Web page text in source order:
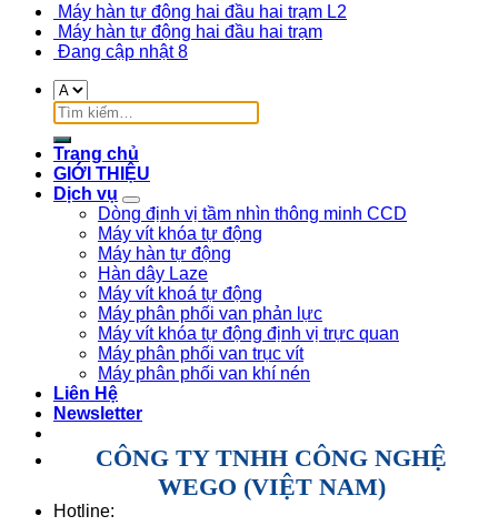
Máy hàn tự động hai đầu hai trạm L2
Máy hàn tự động hai đầu hai trạm
Đang cập nhật 8
Trang chủ
GIỚI THIỆU
Dịch vụ
Dòng định vị tầm nhìn thông minh CCD
Máy vít khóa tự động
Máy hàn tự động
Hàn dây Laze
Máy vít khoá tự động
Máy phân phối van phản lực
Máy vít khóa tự động định vị trực quan
Máy phân phối van trục vít
Máy phân phối van khí nén
Liên Hệ
Newsletter
CÔNG TY TNHH CÔNG NGHỆ
WEGO (VIỆT NAM)
Hotline: